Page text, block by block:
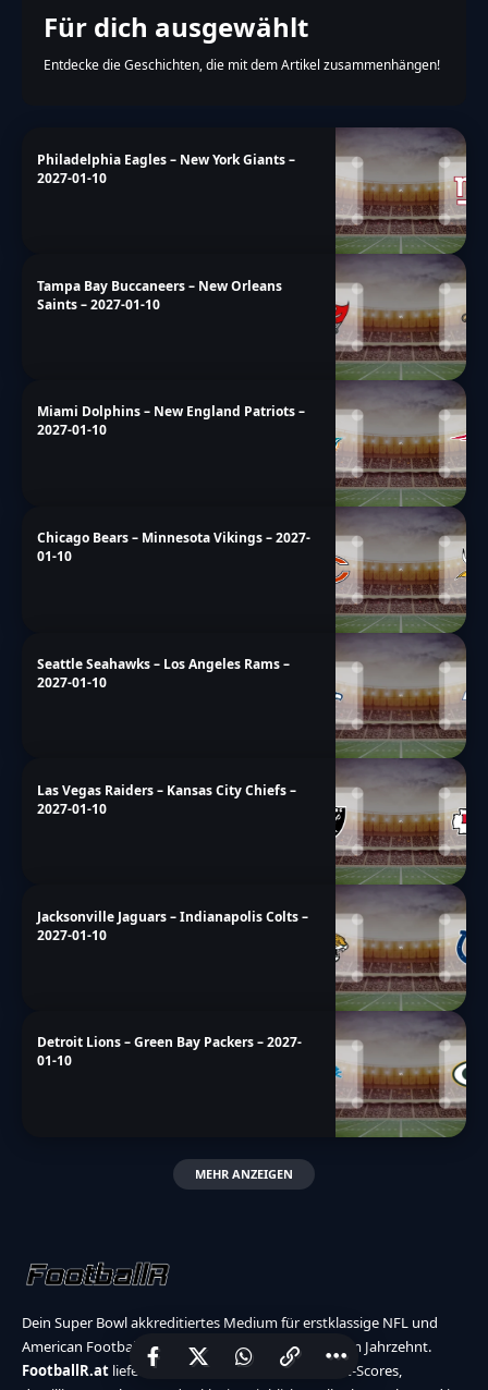
Für dich ausgewählt
Entdecke die Geschichten, die mit dem Artikel zusammenhängen!
Philadelphia Eagles – New York Giants –
2027-01-10
Tampa Bay Buccaneers – New Orleans
Saints – 2027-01-10
Miami Dolphins – New England Patriots –
2027-01-10
Chicago Bears – Minnesota Vikings – 2027-
01-10
Seattle Seahawks – Los Angeles Rams –
2027-01-10
Las Vegas Raiders – Kansas City Chiefs –
2027-01-10
Jacksonville Jaguars – Indianapolis Colts –
2027-01-10
Detroit Lions – Green Bay Packers – 2027-
01-10
MEHR ANZEIGEN
Dein Super Bowl akkreditiertes Medium für erstklassige NFL und
American Football Berichterstattung seit über einem Jahrzehnt.
FootballR.at liefert dir topaktuelle Statistiken, Live-Scores,